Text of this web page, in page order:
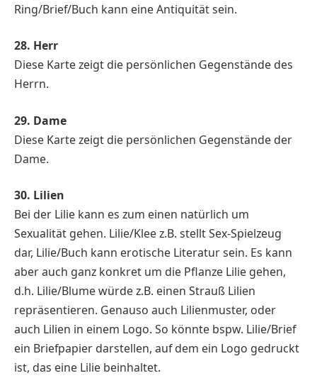
Ring/Brief/Buch kann eine Antiquität sein.
28. Herr
Diese Karte zeigt die persönlichen Gegenstände des
Herrn.
29. Dame
Diese Karte zeigt die persönlichen Gegenstände der
Dame.
30. Lilien
Bei der Lilie kann es zum einen natürlich um
Sexualität gehen. Lilie/Klee z.B. stellt Sex-Spielzeug
dar, Lilie/Buch kann erotische Literatur sein. Es kann
aber auch ganz konkret um die Pflanze Lilie gehen,
d.h. Lilie/Blume würde z.B. einen Strauß Lilien
repräsentieren. Genauso auch Lilienmuster, oder
auch Lilien in einem Logo. So könnte bspw. Lilie/Brief
ein Briefpapier darstellen, auf dem ein Logo gedruckt
ist, das eine Lilie beinhaltet.